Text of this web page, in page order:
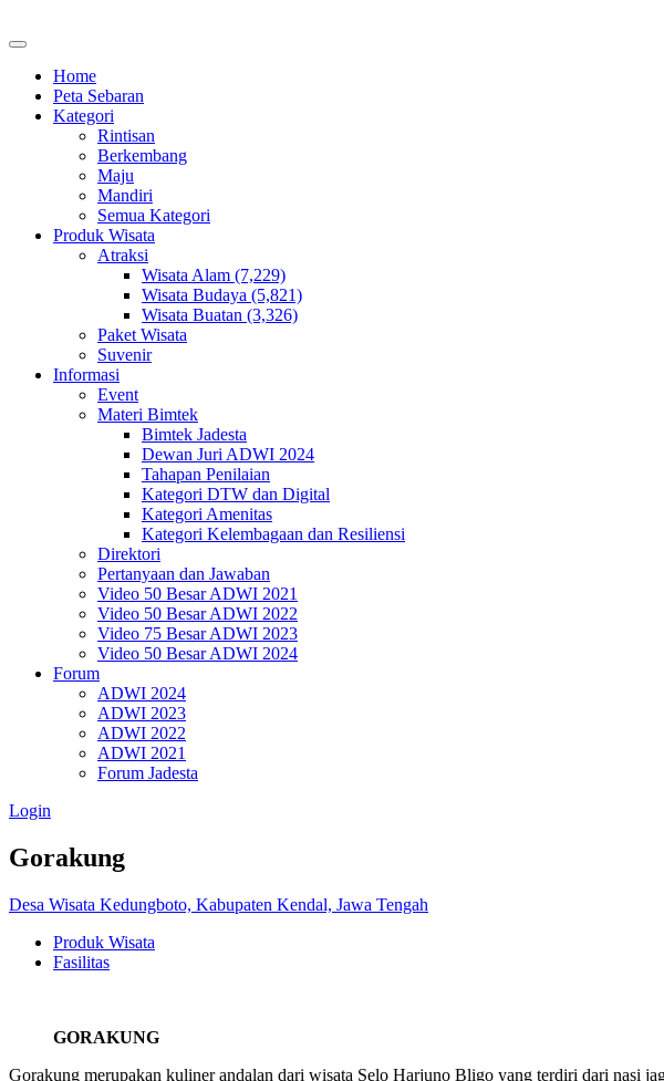
Home
Peta Sebaran
Kategori
Rintisan
Berkembang
Maju
Mandiri
Semua Kategori
Produk Wisata
Atraksi
Wisata Alam (7,229)
Wisata Budaya (5,821)
Wisata Buatan (3,326)
Paket Wisata
Suvenir
Informasi
Event
Materi Bimtek
Bimtek Jadesta
Dewan Juri ADWI 2024
Tahapan Penilaian
Kategori DTW dan Digital
Kategori Amenitas
Kategori Kelembagaan dan Resiliensi
Direktori
Pertanyaan dan Jawaban
Video 50 Besar ADWI 2021
Video 50 Besar ADWI 2022
Video 75 Besar ADWI 2023
Video 50 Besar ADWI 2024
Forum
ADWI 2024
ADWI 2023
ADWI 2022
ADWI 2021
Forum Jadesta
Login
Gorakung
Desa Wisata Kedungboto, Kabupaten Kendal, Jawa Tengah
Produk Wisata
Fasilitas
GORAKUNG
Gorakung merupakan kuliner andalan dari wisata Selo Harjuno Bligo yang terdiri dari nasi